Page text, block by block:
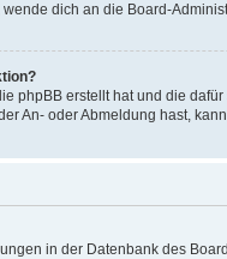
dich an die Board-
phpBB erstellt hat und die
An- oder Abmeldung hast,
in der Datenbank des